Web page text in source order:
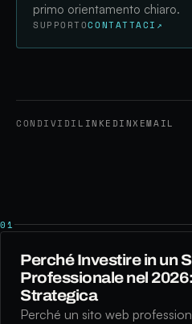
primo orientamento chiaro.
SUPPORTOCONTATTACI ↗
CONDIVIDI LINKEDINX EMAIL
01
Perché Investire in un
Professionale nel
Strategica
Perché un sito web